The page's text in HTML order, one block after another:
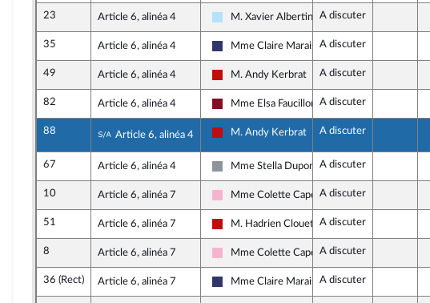
23 Article 6, alinéa 4
Horizons & Indépendants
M. Xavier Albertini A discuter
35 Article 6, alinéa 4
Rassemblement National
Mme Claire Marais-BeuilA discuter
49 Article 6, alinéa 4
La France insoumise - Nouveau Front Populaire
M. Andy Kerbrat A discuter
82 Article 6, alinéa 4
Gauche Démocrate et Républicaine
Mme Elsa Faucillon A discuter
88 Sous-amendement de l'amendement n°82
Article 6, alinéa 4 La France insoumise - Nouveau Front Populaire
M. Andy Kerbrat A discuter
67 Article 6, alinéa 4
Non inscrit
Mme Stella Dupont A discuter
10 Article 6, alinéa 7
Socialistes et apparentés
Mme Colette Capdevielle
A discuter
51 Article 6, alinéa 7
La France insoumise - Nouveau Front Populaire
M. Hadrien Clouet A discuter
8 Article 6, alinéa 7
Socialistes et apparentés
Mme Colette Capdevielle
A discuter
36 (Rect) Article 6, alinéa 7
Rassemblement National
Mme Claire Marais-BeuilA discuter